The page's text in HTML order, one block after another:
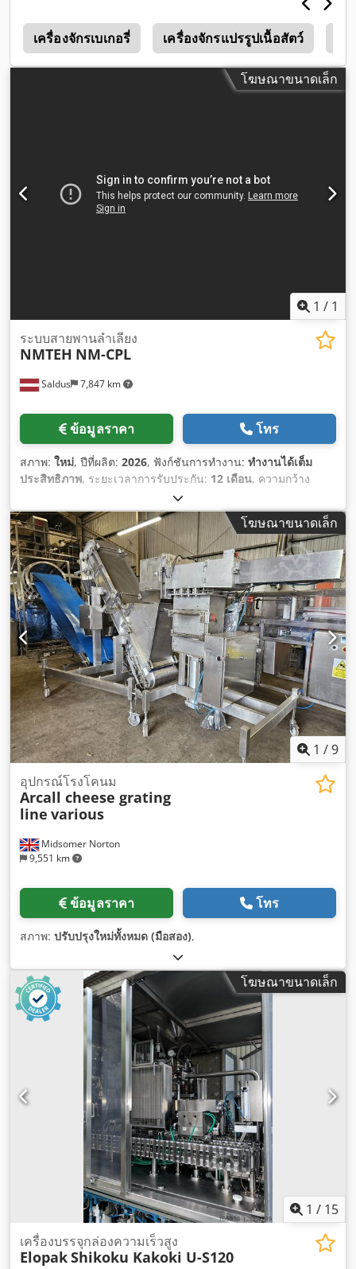
เครื่องจักรเบเกอรี่ เครื่องจักรแปรรูปเนื้อสัตว์
โฆษณาขนาดเล็ก
1 / 1
Saldus 7,847 km
ระบบสายพานลำเลียง
NMTEH NM-CPL
ข้อมูลราคา โทร
สภาพ: ใหม่, ปีที่ผลิต: 2026, ฟังก์ชันการทำงาน: ทำงานได้เต็ม
ประสิทธิภาพ, ระยะเวลาการรับประกัน: 12 เดือน, ความกว้าง
, ความยาวทั้งหมด:
2,800 มม, ประเภทกระแสไฟฟ้าที่เข้ามา:สามเฟส, ข้อต่ออากาศ
อัด:5 แท่ง, ความยาวการลำเลียง: 1,500 มม, น้ำหนักรวม:2,500
กก.,
โฆษณาขนาดเล็ก
1 /9
Midsomer Norton
9,551 km
อุปกรณ์โรงโคนม
Arcall cheese grating
line various
ข้อมูลราคา โทร
สภาพ: ปรับปรุงใหม่ทั้งหมด (มือสอง),
โฆษณาขนาดเล็ก
1 / 15
เครื่องบรรจุกล่องความเร็วสูง
ElopakShikoku Kakoki U-S120